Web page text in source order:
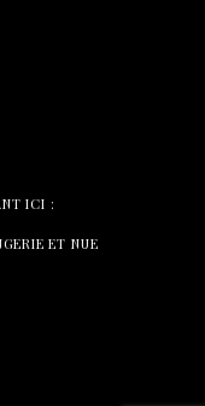
ICI :
ET NUE